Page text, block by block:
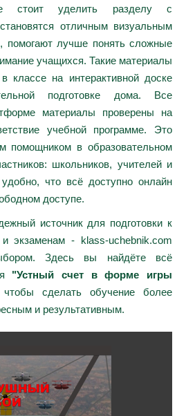
стоит уделить разделу с
отличным визуальным
помогают лучше понять сложные
учащихся. Такие материалы
классе на интерактивной доске
подготовке дома. Все
материалы проверены на
учебной программе. Это
помощником в образовательном
школьников, учителей и
что всё доступно онлайн
доступе.
источник для подготовки к
экзаменам - klass-uchebnik.com
Здесь вы найдёте всё
"Устный счет в форме игры
сделать обучение более
и результативным.